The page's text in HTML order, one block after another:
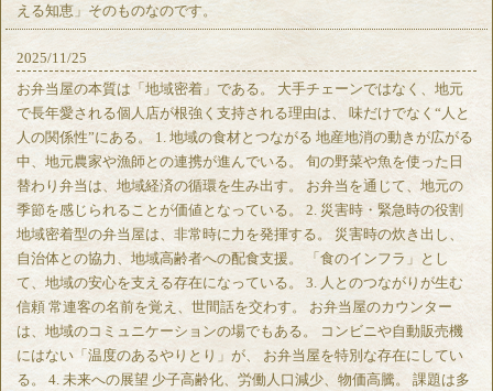
える知恵」そのものなのです。
2025/11/25
お弁当屋の本質は「地域密着」である。 大手チェーンではなく、地元
で長年愛される個人店が根強く支持される理由は、 味だけでなく“人と
人の関係性”にある。 1. 地域の食材とつながる 地産地消の動きが広がる
中、地元農家や漁師との連携が進んでいる。 旬の野菜や魚を使った日
替わり弁当は、地域経済の循環を生み出す。 お弁当を通じて、地元の
季節を感じられることが価値となっている。 2. 災害時・緊急時の役割
地域密着型の弁当屋は、非常時に力を発揮する。 災害時の炊き出し、
自治体との協力、地域高齢者への配食支援。 「食のインフラ」とし
て、地域の安心を支える存在になっている。 3. 人とのつながりが生む
信頼 常連客の名前を覚え、世間話を交わす。 お弁当屋のカウンター
は、地域のコミュニケーションの場でもある。 コンビニや自動販売機
にはない「温度のあるやりとり」が、 お弁当屋を特別な存在にしてい
る。 4. 未来への展望 少子高齢化、労働人口減少、物価高騰。 課題は多